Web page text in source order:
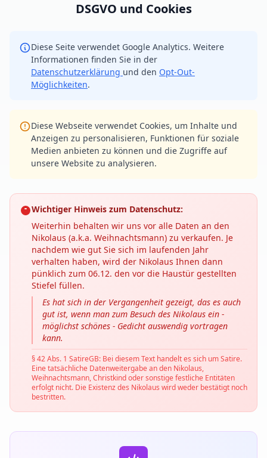
DSGVO und Cookies
Diese Seite verwendet Google Analytics. Weitere
Informationen finden Sie in der
Datenschutzerklärung und den Opt-Out-
Möglichkeiten.
Diese Webseite verwendet Cookies, um Inhalte und
Anzeigen zu personalisieren, Funktionen für soziale
Medien anbieten zu können und die Zugriffe auf
unsere Website zu analysieren.
Wichtiger Hinweis zum Datenschutz:
Weiterhin behalten wir uns vor alle Daten an den
Nikolaus (a.k.a. Weihnachtsmann) zu verkaufen. Je
nachdem wie gut Sie sich im laufenden Jahr
verhalten haben, wird der Nikolaus Ihnen dann
pünklich zum 06.12. den vor die Haustür gestellten
Stiefel füllen.
Es hat sich in der Vergangenheit gezeigt, das es auch
gut ist, wenn man zum Besuch des Nikolaus ein -
möglichst schönes - Gedicht auswendig vortragen
kann.
§ 42 Abs. 1 SatireGB: Bei diesem Text handelt es sich um Satire.
Eine tatsächliche Datenweitergabe an den Nikolaus,
Weihnachtsmann, Christkind oder sonstige festliche Entitäten
erfolgt nicht. Die Existenz des Nikolaus wird weder bestätigt noch
bestritten.